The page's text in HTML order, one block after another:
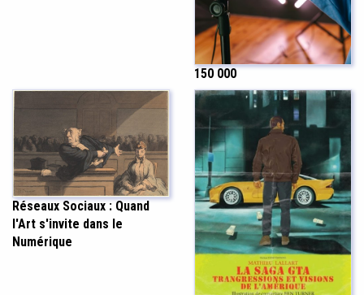
150 000
Réseaux Sociaux : Quand
l'Art s'invite dans le
Numérique